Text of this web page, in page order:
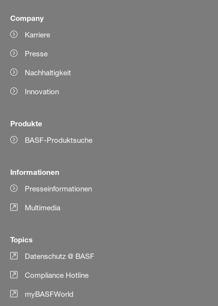
Company
Karriere
Presse
Nachhaltigkeit
Innovation
Produkte
BASF-Produktsuche
Informationen
Presseinformationen
Multimedia
Topics
Datenschutz @ BASF
Compliance Hotline
myBASFWorld